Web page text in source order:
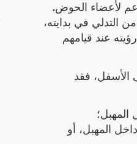
لأعضاء الحوض.
التدلي في بدايته،
عند قيامهم
الأسفل، فقد
المهبل، أو